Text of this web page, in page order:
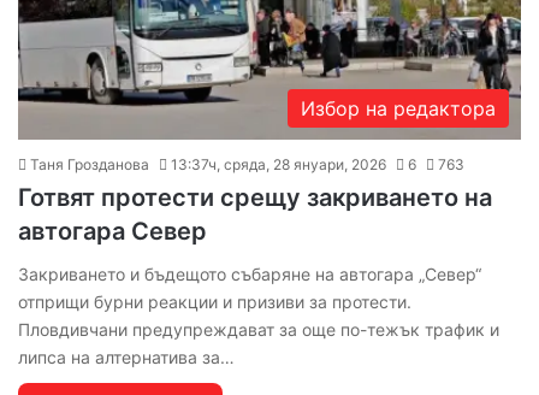
Избор на редактора
Таня Грозданова 13:37ч, сряда, 28 януари, 2026 6 763
Готвят протести срещу закриването на
автогара Север
Закриването и бъдещото събаряне на автогара „Север“
отприщи бурни реакции и призиви за протести.
Пловдивчани предупреждават за още по-тежък трафик и
липса на алтернатива за…